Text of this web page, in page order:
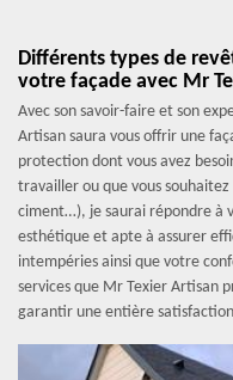
Différents types de
votre façade avec Mr
Avec son savoir-faire et son
Artisan saura vous offrir une
protection dont vous avez
travailler ou que vous
ciment…), je saurai répondre à
esthétique et apte à assurer
intempéries ainsi que votre
services que Mr Texier Artisan
garantir une entière